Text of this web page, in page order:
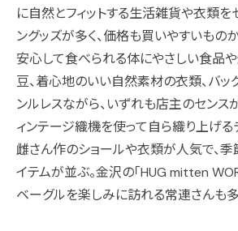
に自然とフィットする生活雑貨や衣類を
ングッズが多く、価格も買いやすいもの
安心して食べられる体にやさしい食品
豆、着心地のいい自然素材の衣類、バッ
ンルレスながら、いずれも店主のセンス
ィンテージ織機を使って自ら織り上げる
雌さん作のショールや衣類が人気で、
イテムが並ぶ。金沢の「HUG mitten
ベーグルを楽しみに訪れる常連さんも多